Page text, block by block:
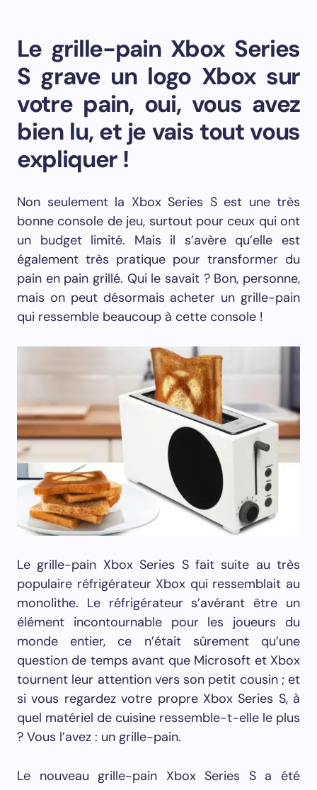
Le grille-pain Xbox Series
S grave un logo Xbox sur
votre pain, oui, vous avez
bien lu, et je vais tout vous
expliquer !
Non seulement la Xbox Series S est une très
bonne console de jeu, surtout pour ceux qui ont
un budget limité. Mais il s’avère qu’elle est
également très pratique pour transformer du
pain en pain grillé. Qui le savait ? Bon, personne,
mais on peut désormais acheter un grille-pain
qui ressemble beaucoup à cette console !
Le grille-pain Xbox Series S fait suite au très
populaire réfrigérateur Xbox qui ressemblait au
monolithe. Le réfrigérateur s’avérant être un
élément incontournable pour les joueurs du
monde entier, ce n’était sûrement qu’une
question de temps avant que Microsoft et Xbox
tournent leur attention vers son petit cousin ; et
si vous regardez votre propre Xbox Series S, à
quel matériel de cuisine ressemble-t-elle le plus
? Vous l’avez : un grille-pain.
Le nouveau grille-pain Xbox Series S a été